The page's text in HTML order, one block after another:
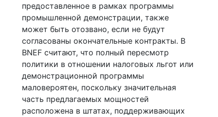
предоставленное в рамках программы
промышленной демонстрации, также
может быть отозвано, если не будут
согласованы окончательные контракты. В
BNEF считают, что полный пересмотр
политики в отношении налоговых льгот или
демонстрационной программы
маловероятен, поскольку значительная
часть предлагаемых мощностей
расположена в штатах, поддерживающих